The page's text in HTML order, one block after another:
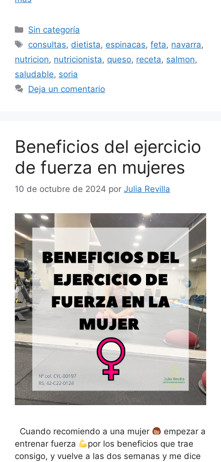
Sin categoría
consultas, dietista, espinacas,feta, navarra,
nutricion, nutricionista, queso, receta, salmon,
saludable, soria
Deja un comentario
Beneficios del ejercicio
de fuerza en mujeres
10 de octubre de 2024 por Julia Revilla
Cuando recomiendo a una mujer
empezar a
entrenar fuerza
por los beneficios que trae
consigo, y vuelve a las dos semanas y me dice